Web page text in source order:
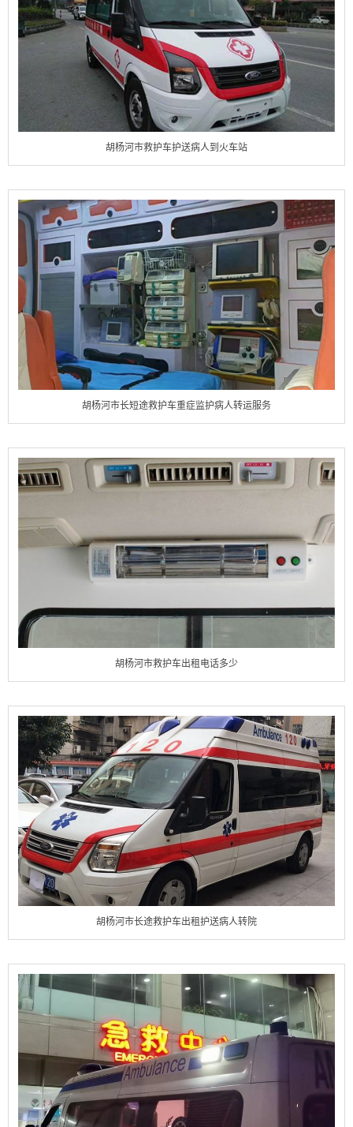
胡杨河市救护车护送病人到火车站
胡杨河市长短途救护车重症监护病人转运服务
胡杨河市救护车出租电话多少
胡杨河市长途救护车出租护送病人转院